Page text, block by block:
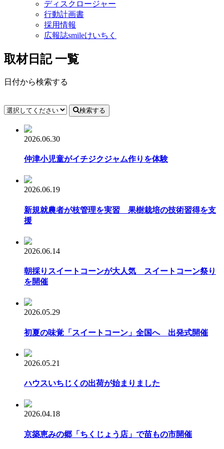
ディスクロージャー
行動計画書
採用情報
広報誌smileけいちく
取材日記 一覧
日付から検索する
検索する
2026.06.30
仲津小児童がイチジクジャム作りを体験
2026.06.19
新規就農者が枝管理を実習 果樹栽培の技術習得を支
援
2026.06.14
朝採りスイートコーンが大人気 スイートコーン祭り
を開催
2026.05.29
初夏の味覚「スイートコーン」全国へ 出発式開催
2026.05.21
ハウスいちじくの出荷が始まりました
2026.04.18
京築恵みの郷「ちくじょう店」で苗もの市開催